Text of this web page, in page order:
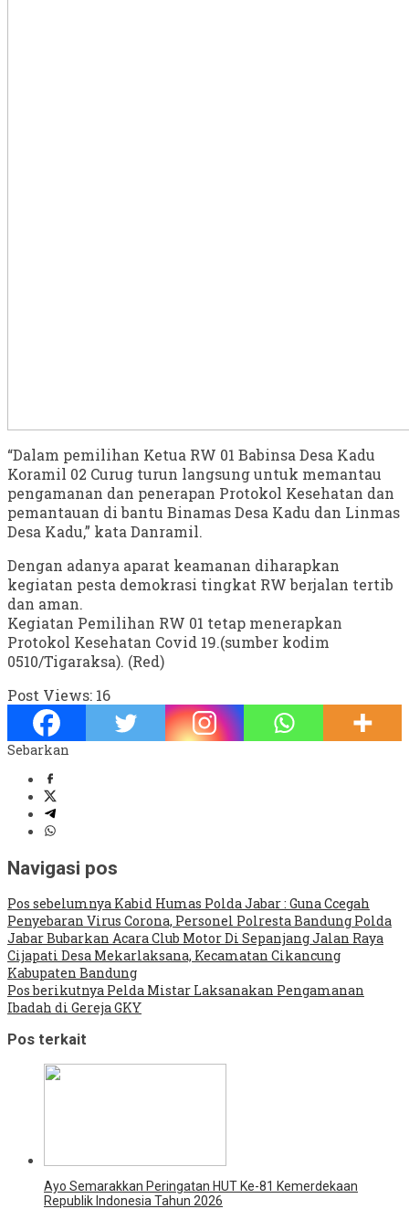
“Dalam pemilihan Ketua RW 01 Babinsa Desa Kadu
Koramil 02 Curug turun langsung untuk memantau
pengamanan dan penerapan Protokol Kesehatan dan
pemantauan di bantu Binamas Desa Kadu dan Linmas
Desa Kadu,” kata Danramil.
Dengan adanya aparat keamanan diharapkan
kegiatan pesta demokrasi tingkat RW berjalan tertib
dan aman.
Kegiatan Pemilihan RW 01 tetap menerapkan
Protokol Kesehatan Covid 19.(sumber kodim
0510/Tigaraksa). (Red)
Post Views: 16
Sebarkan
Navigasi pos
Pos sebelumnya Kabid Humas Polda Jabar : Guna Ccegah
Penyebaran Virus Corona, Personel Polresta Bandung Polda
Jabar Bubarkan Acara Club Motor Di Sepanjang Jalan Raya
Cijapati Desa Mekarlaksana, Kecamatan Cikancung
Kabupaten Bandung
Pos berikutnya Pelda Mistar Laksanakan Pengamanan
Ibadah di Gereja GKY
Pos terkait
Ayo Semarakkan Peringatan HUT Ke-81 Kemerdekaan
Republik Indonesia Tahun 2026